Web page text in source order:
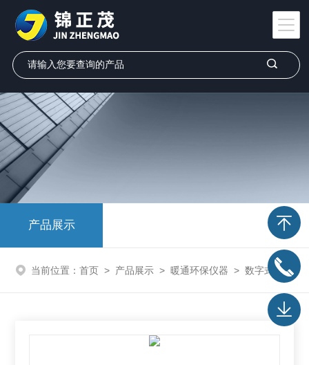
产品展示
当前位置： 首页 > 产品展示 > 暖通环保仪器 > 数字式照度计